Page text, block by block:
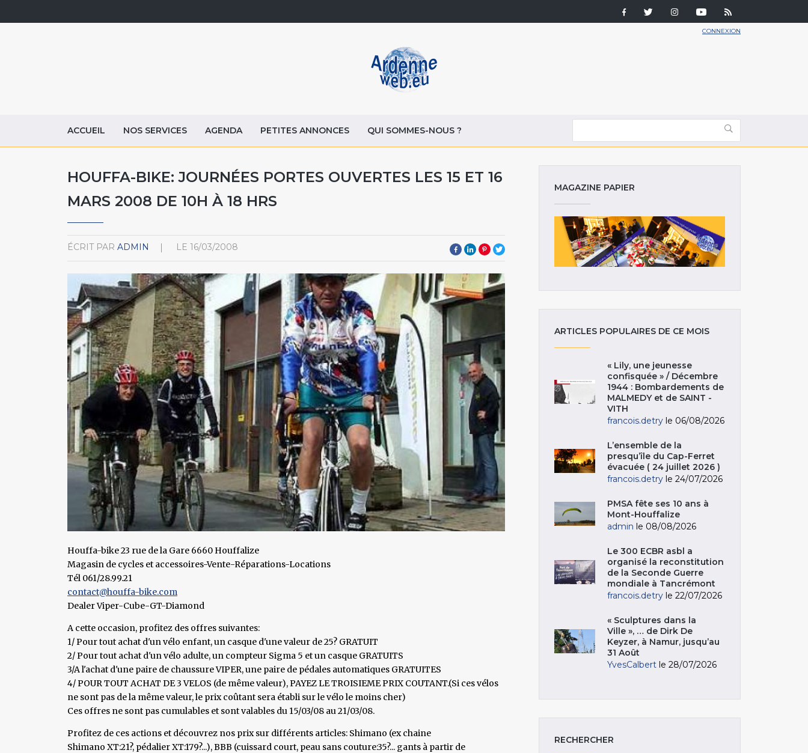
CONNEXION
ACCUEIL NOS SERVICES AGENDA PETITES ANNONCES QUI SOMMES-NOUS ?
HOUFFA-BIKE: JOURNÉES PORTES OUVERTES LES 15 ET 16
MARS 2008 DE 10H À 18 HRS
ÉCRIT PAR ADMIN LE 16/03/2008
Houffa-bike 23 rue de la Gare 6660 Houffalize
Magasin de cycles et accessoires-Vente-Réparations-Locations
Tél 061/28.99.21
contact@houffa-bike.com
Dealer Viper-Cube-GT-Diamond
A cette occasion, profitez des offres suivantes:
1/ Pour tout achat d'un vélo enfant, un casque d'une valeur de 25? GRATUIT
2/ Pour tout achat d'un vélo adulte, un compteur Sigma 5 et un casque GRATUITS
3/A l'achat d'une paire de chaussure VIPER, une paire de pédales automatiques GRATUITES
4/ POUR TOUT ACHAT DE 3 VELOS (de même valeur), PAYEZ LE TROISIEME PRIX COUTANT.(Si ces vélos
ne sont pas de la même valeur, le prix coûtant sera établi sur le vélo le moins cher)
Ces offres ne sont pas cumulables et sont valables du 15/03/08 au 21/03/08.
Profitez de ces actions et découvrez nos prix sur différents articles: Shimano (ex chaine
Shimano XT:21?, pédalier XT:179?...), BBB (cuissard court, peau sans couture:35?... gants à partir de
MAGAZINE PAPIER
ARTICLES POPULAIRES DE CE MOIS
« Lily, une jeunesse
confisquée » / Décembre
1944 : Bombardements de
MALMEDY et de SAINT -
VITH
francois.detry le 06/08/2026
L’ensemble de la
presqu’île du Cap-Ferret
évacuée ( 24 juillet 2026 )
francois.detry le 24/07/2026
PMSA fête ses 10 ans à
Mont-Houffalize
admin le 08/08/2026
Le 300 ECBR asbl a
organisé la reconstitution
de la Seconde Guerre
mondiale à Tancrémont
francois.detry le 22/07/2026
« Sculptures dans la
Ville », … de Dirk De
Keyzer, à Namur, jusqu’au
31 Août
YvesCalbert le 28/07/2026
RECHERCHER